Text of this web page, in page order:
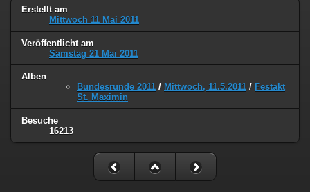
Erstellt am
Mittwoch 11 Mai 2011
Veröffentlicht am
Samstag 21 Mai 2011
Alben
Bundesrunde 2011 / Mittwoch, 11.5.2011 / Festakt
St. Maximin
Besuche
16213